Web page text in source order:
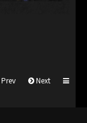
Prev Next